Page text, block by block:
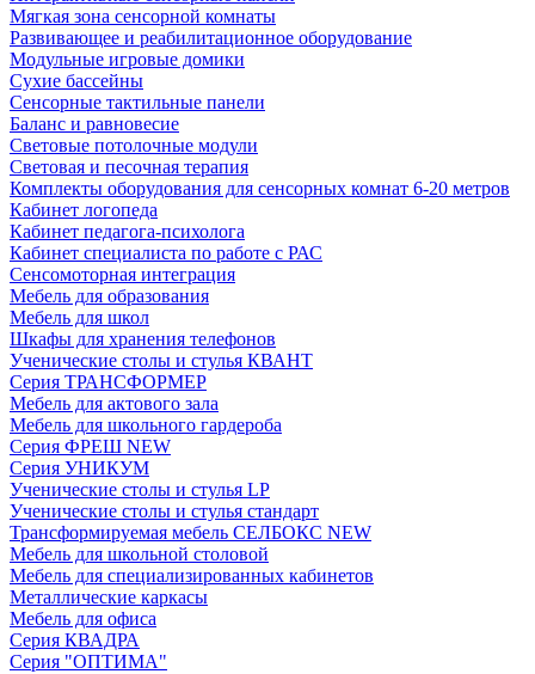
Мягкая зона сенсорной комнаты
Развивающее и реабилитационное оборудование
Модульные игровые домики
Сухие бассейны
Сенсорные тактильные панели
Баланс и равновесие
Световые потолочные модули
Световая и песочная терапия
Комплекты оборудования для сенсорных комнат 6-20 метров
Кабинет логопеда
Кабинет педагога-психолога
Кабинет специалиста по работе с РАС
Сенсомоторная интеграция
Мебель для образования
Мебель для школ
Шкафы для хранения телефонов
Ученические столы и стулья КВАНТ
Серия ТРАНСФОРМЕР
Мебель для актового зала
Мебель для школьного гардероба
Серия ФРЕШ NEW
Серия УНИКУМ
Ученические столы и стулья LP
Ученические столы и стулья стандарт
Трансформируемая мебель СЕЛБОКС NEW
Мебель для школьной столовой
Мебель для специализированных кабинетов
Металлические каркасы
Мебель для офиса
Серия КВАДРА
Серия "ОПТИМА"